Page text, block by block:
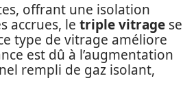
offrant une isolation
accrues, le triple vitrage se
type de vitrage améliore
est dû à l’augmentation
rempli de gaz isolant,